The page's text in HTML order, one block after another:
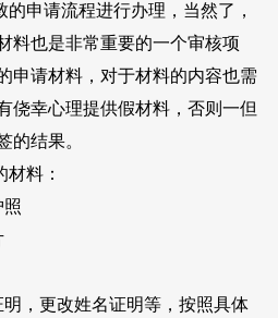
申请流程进行办理，当然了，
料也是非常重要的一个审核项
申请材料，对于材料的内容也需
侥幸心理提供假材料，否则一但
的结果。
料：
照
，更改姓名证明等，按照具体